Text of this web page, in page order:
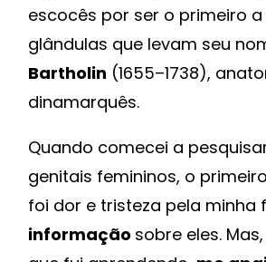
escocês por ser o primeiro
glândulas que levam seu
Bartholin (1655–1738),
dinamarquês.
Quando comecei a
genitais femininos, o
foi dor e tristeza pela minha
informação sobre eles.